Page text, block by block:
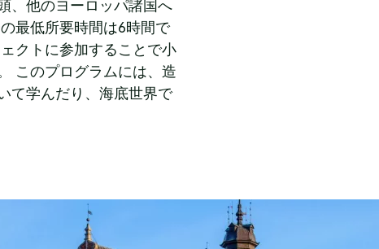
、他のヨーロッパ諸国へ
最低所要時間は6時間で
クトに参加することで小
このプログラムには、造
て学んだり、海底世界で